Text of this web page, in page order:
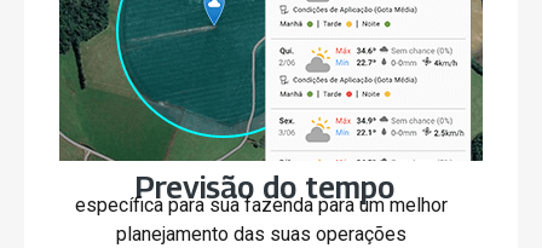
Previsão do tempo
específica para sua fazenda para um melhor
planejamento das suas operações